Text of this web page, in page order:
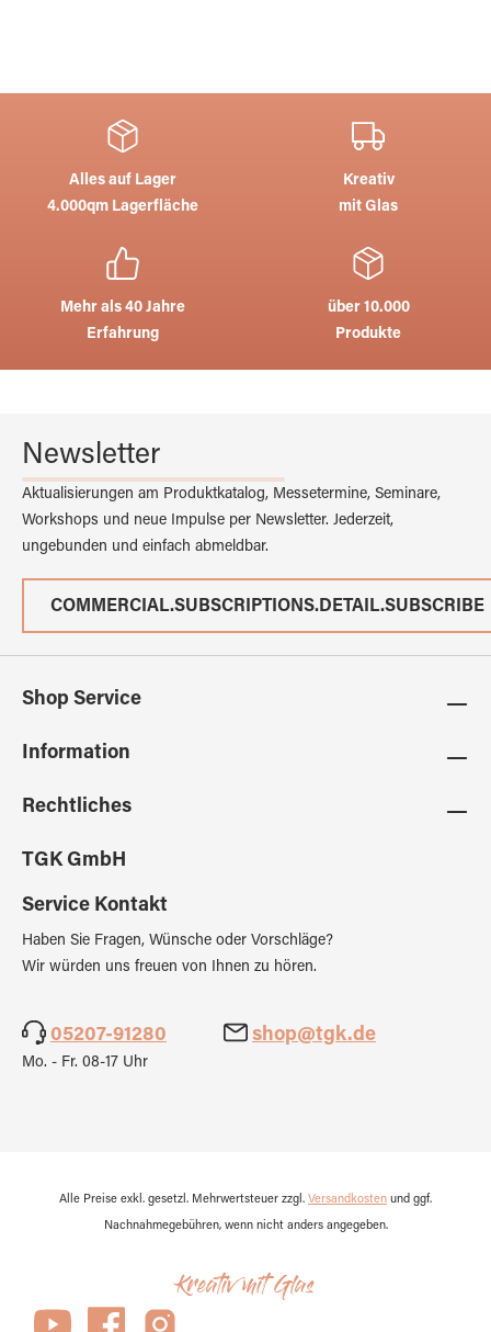
Alles auf Lager
4.000qm Lagerfläche
Kreativ
mit Glas
Mehr als 40 Jahre
Erfahrung
über 10.000
Produkte
Newsletter
Aktualisierungen am Produktkatalog, Messetermine, Seminare,
Workshops und neue Impulse per Newsletter. Jederzeit,
ungebunden und einfach abmeldbar.
COMMERCIAL.SUBSCRIPTIONS.DETAIL.SUBSCRIBE
Shop Service
Information
Rechtliches
TGK GmbH
Service Kontakt
Haben Sie Fragen, Wünsche oder Vorschläge?
Wir würden uns freuen von Ihnen zu hören.
05207-91280 shop@tgk.de
Mo. - Fr. 08-17 Uhr
Alle Preise exkl. gesetzl. Mehrwertsteuer zzgl. Versandkosten und ggf.
Nachnahmegebühren, wenn nicht anders angegeben.
Kreativ mit Glas